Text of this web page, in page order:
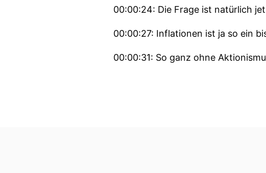
00:00:24: Die Frage ist natürlich
00:00:27: Inflationen ist ja so ein
00:00:31: So ganz ohne